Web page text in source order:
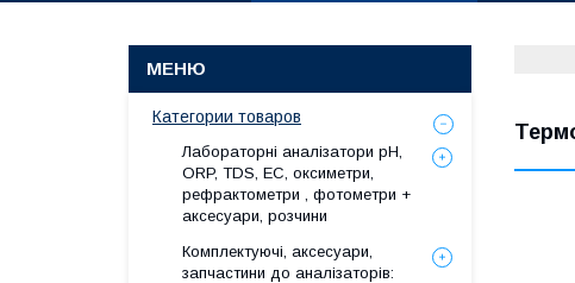
Категории товаров
Лабораторні аналізатори pH,
ORP, TDS, EC, оксиметри,
рефрактометри , фотометри +
аксесуари, розчини
Комплектуючі, аксесуари,
запчастини до аналізаторів: